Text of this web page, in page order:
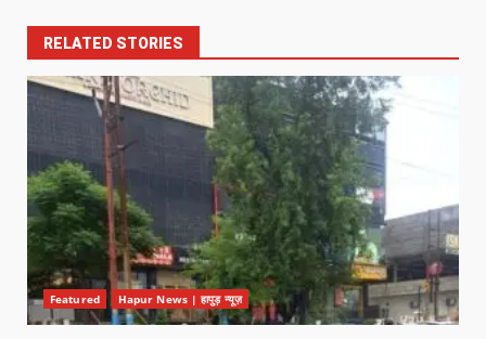
RELATED STORIES
Featured Hapur News | हापुड़ न्यूज़